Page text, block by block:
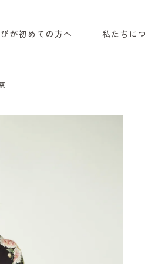
が初めての方へ 私たちに